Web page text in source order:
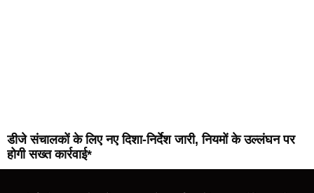
डीजे संचालकों के लिए नए दिशा-निर्देश जारी, नियमों के उल्लंघन पर
होगी सख्त कार्रवाई*